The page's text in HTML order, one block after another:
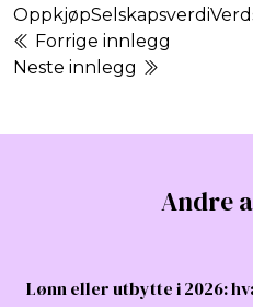
OppkjøpSelskapsverdi
Forrige innlegg
Neste innlegg
Andre
Lønn eller utbytte i 2026: